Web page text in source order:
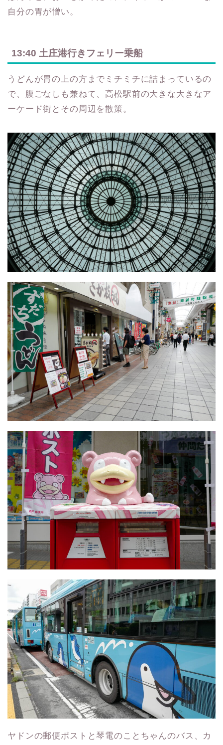
自分の胃が憎い。
13:40 土庄港行きフェリー乗船
うどんが胃の上の方までミチミチに詰まっているの
で、腹ごなしも兼ねて、高松駅前の大きな大きなア
ーケード街とその周辺を散策。
ヤドンの郵便ポストと琴電のことちゃんのバス、カ